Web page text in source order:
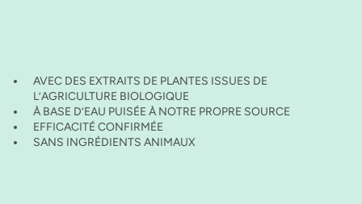
AVEC DES EXTRAITS DE PLANTES ISSUES DE
L’AGRICULTURE BIOLOGIQUE
À BASE D’EAU PUISÉE À NOTRE PROPRE SOURCE
EFFICACITÉ CONFIRMÉE
SANS INGRÉDIENTS ANIMAUX